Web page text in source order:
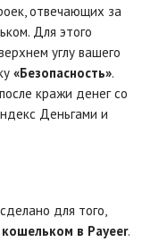
отвечающих за
Для этого
углу вашего
«Безопасность».
кражи денег со
Деньгами и
для того,
в Payeer.